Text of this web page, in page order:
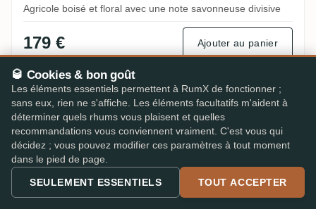
Agricole boisé et floral avec une note savonneuse divisive
179 € Ajouter au panier
Velier Saint James Sélection exclusive
RX13236
🥃 Cookies & bon goût
Les éléments essentiels permettent à RumX de fonctionner ;
sans eux, rien ne s'affiche. Les éléments facultatifs m'aident à
déterminer quels rhums vous plaisent et quelles
recommandations vous conviennent vraiment. C'est vous qui
décidez ; vous pouvez modifier ces paramètres à tout moment
dans le pied de page.
SEULEMENT ESSENTIELS TOUT ACCEPTER